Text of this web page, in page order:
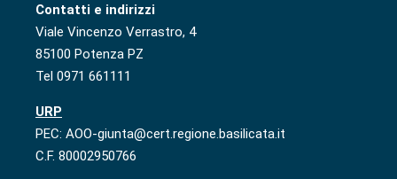
Contatti e indirizzi
Viale Vincenzo Verrastro, 4
85100 Potenza PZ
Tel 0971 661111
URP
PEC: AOO-giunta@cert.regione.basilicata.it
C.F. 80002950766